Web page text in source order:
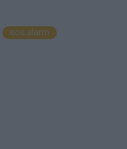
sos alarm